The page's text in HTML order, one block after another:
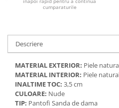
cumparaturile
Descriere
MATERIAL EXTERIOR: Piele
MATERIAL INTERIOR: Piele
INALTIME TOC: 3,5 cm
CULOARE: Nude
TIP: Pantofi Sanda de dama